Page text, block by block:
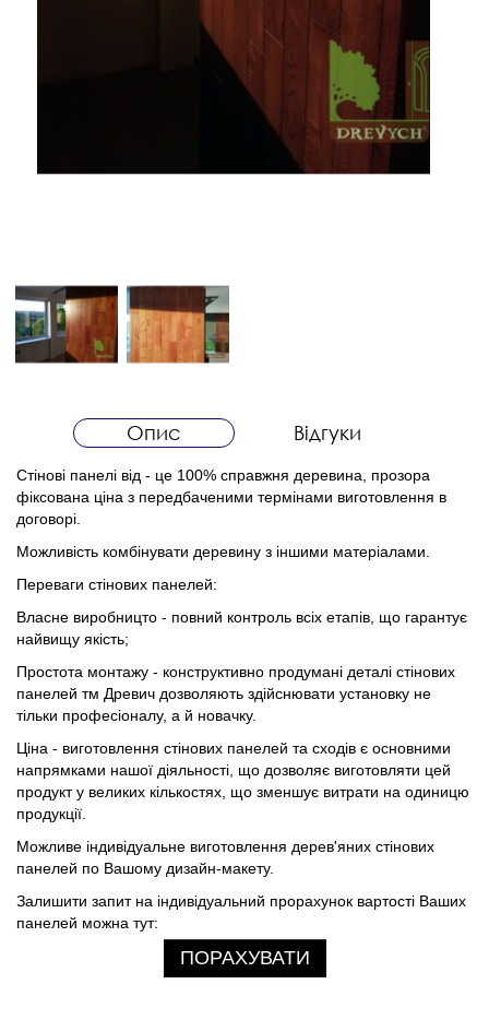
Опис Відгуки
Стінові панелі від - це 100% справжня деревина, прозора
фіксована ціна з передбаченими термінами виготовлення в
договорі.
Можливість комбінувати деревину з іншими матеріалами.
Переваги стінових панелей:
Власне виробницто - повний контроль всіх етапів, що гарантує
найвищу якість;
Простота монтажу - конструктивно продумані деталі стінових
панелей тм Древич дозволяють здійснювати установку не
тільки професіоналу, а й новачку.
Ціна - виготовлення стінових панелей та сходів є основними
напрямками нашої діяльності, що дозволяє виготовляти цей
продукт у великих кількостях, що зменшує витрати на одиницю
продукції.
Можливе індивідуальне виготовлення дерев'яних стінових
панелей по Вашому дизайн-макету.
Залишити запит на індивідуальний прорахунок вартості Ваших
панелей можна тут:
ПОРАХУВАТИ